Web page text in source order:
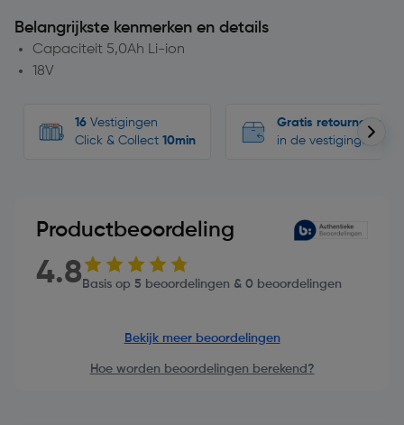
Belangrijkste kenmerken en details
Capaciteit 5,0Ah Li-ion
18V
16 Vestigingen
Click & Collect 10min
Gratis retourneren
in de vestigingen
Productbeoordeling
4.8 Basis op 5 beoordelingen & 0 beoordelingen
Bekijk meer beoordelingen
Hoe worden beoordelingen berekend?